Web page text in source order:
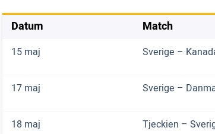
Datum Match
15 maj Sverige –
17 maj Sverige –
18 maj Tjeckien –